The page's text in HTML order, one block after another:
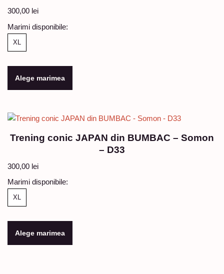
300,00 lei
Marimi disponibile:
XL
Alege marimea
Trening conic JAPAN din BUMBAC – Somon
– D33
300,00 lei
Marimi disponibile:
XL
Alege marimea